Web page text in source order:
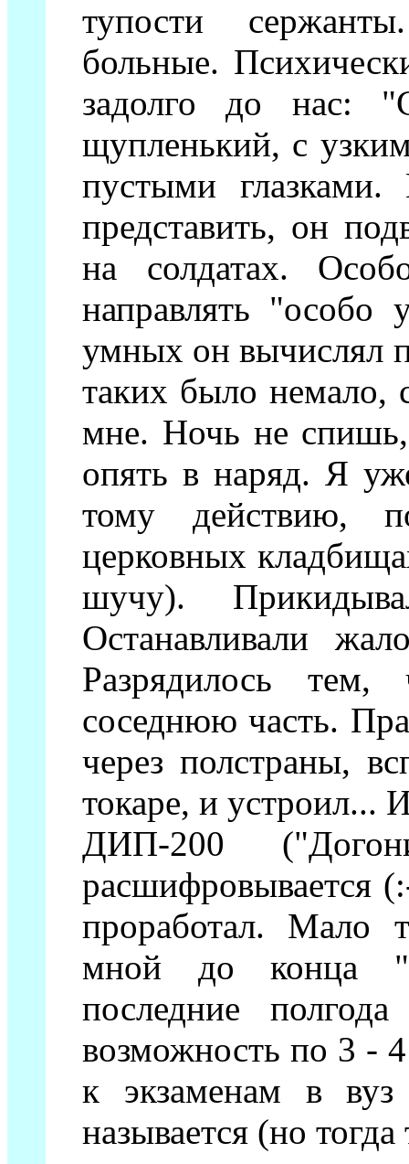
тупости
больные.
задолго до нас:
щупленький, с
пустыми
представить, он
на солдатах.
направлять
умных он вычислял
таких было немало,
мне. Ночь не
опять в наряд. Я
тому действию,
церковных
шучу).
Останавливали
Разрядилось
соседнюю часть.
через полстраны,
токаре, и устроил...
ДИП-200
расшифровывается
проработал. Мало
мной до конца
последние
возможность по 3 - 4
к экзаменам в
называется (но